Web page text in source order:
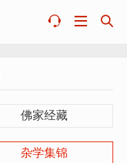



佛家经藏
杂学集锦